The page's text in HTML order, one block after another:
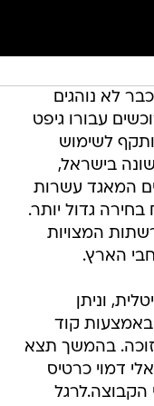
לא נוהגים
עבורו גיפט
לשימוש
בישראל,
המאגד עשרות
גדול יותר.
במגוון חנויות רחב, כ- 39 רשתות המצויות
וניתן
באמצעות קוד
בהמשך תצא
דמוי כרטיס
הקבוצה.לרגל